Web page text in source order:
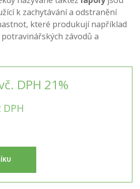
k zachytávání a odstranění
které produkují například
závodů a
DPH 21%
DPH